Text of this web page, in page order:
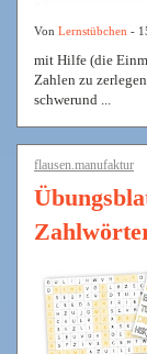
Von Lernstübchen -
mit Hilfe (die
Zahlen zu
schwerund ...
flausen.manufaktur